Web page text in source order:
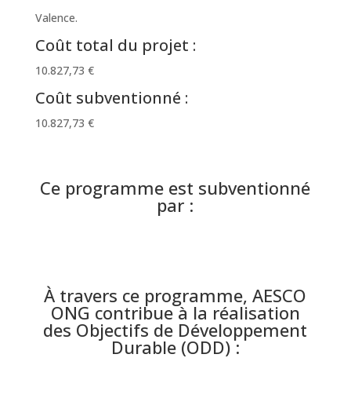
Valence.
Coût total du projet :
10.827,73 €
Coût subventionné :
10.827,73 €
Ce programme est subventionné
par :
À travers ce programme, AESCO
ONG contribue à la réalisation
des Objectifs de Développement
Durable (ODD) :